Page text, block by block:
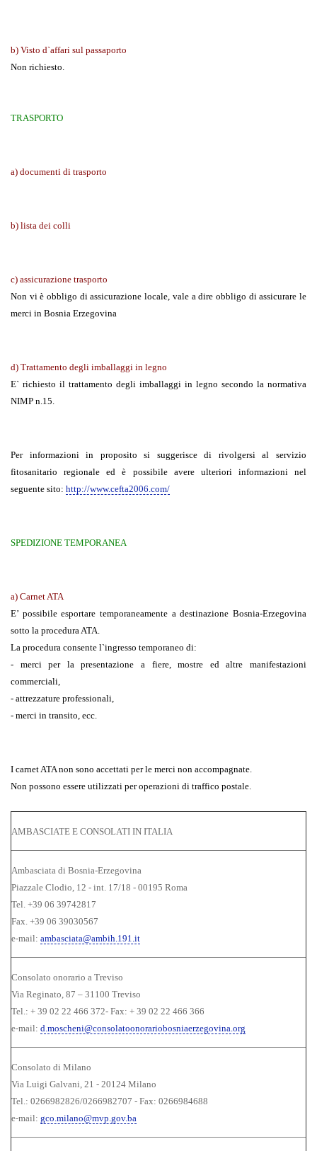
b) Visto d`affari sul passaporto
Non richiesto.
TRASPORTO
a) documenti di trasporto
b) lista dei colli
c) assicurazione trasporto
Non vi è obbligo di assicurazione locale, vale a dire obbligo di assicurare le
merci in Bosnia Erzegovina
d) Trattamento degli imballaggi in legno
E` richiesto il trattamento degli imballaggi in legno secondo la normativa
NIMP n.15.
Per informazioni in proposito si suggerisce di rivolgersi al servizio
fitosanitario regionale ed è possibile avere ulteriori informazioni nel
seguente sito: http://www.cefta2006.com/
SPEDIZIONE TEMPORANEA
a) Carnet ATA
E’ possibile esportare temporaneamente a destinazione Bosnia-Erzegovina
sotto la procedura ATA.
La procedura consente l`ingresso temporaneo di:
- merci per la presentazione a fiere, mostre ed altre manifestazioni
commerciali,
- attrezzature professionali,
- merci in transito, ecc.
I carnet ATA non sono accettati per le merci non accompagnate.
Non possono essere utilizzati per operazioni di traffico postale.
AMBASCIATE E CONSOLATI IN ITALIA
Ambasciata di Bosnia-Erzegovina
Piazzale Clodio, 12 - int. 17/18 - 00195 Roma
Tel. +39 06 39742817
Fax. +39 06 39030567
e-mail: ambasciata@ambih.191.it
Consolato onorario a Treviso
Via Reginato, 87 – 31100 Treviso
Tel.: + 39 02 22 466 372- Fax: + 39 02 22 466 366
e-mail: d.moscheni@consolatoonorariobosniaerzegovina.org
Consolato di Milano
Via Luigi Galvani, 21 - 20124 Milano
Tel.: 0266982826/0266982707 - Fax: 0266984688
e-mail: gco.milano@mvp.gov.ba